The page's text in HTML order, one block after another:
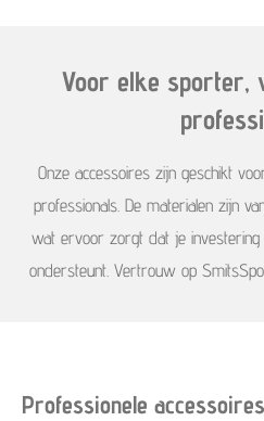
Voor elke sporter,
Onze accessoires zijn geschikt
professionals. De materialen zijn
wat ervoor zorgt dat je investering
ondersteunt. Vertrouw op
Professionele accessoires